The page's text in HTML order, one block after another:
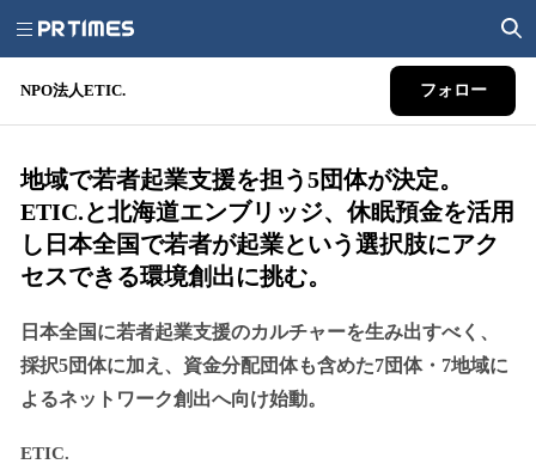
NPO法人ETIC. フォロー
地域で若者起業支援を担う5団体が決定。
ETIC.と北海道エンブリッジ、休眠預金を活用
し日本全国で若者が起業という選択肢にアク
セスできる環境創出に挑む。
日本全国に若者起業支援のカルチャーを生み出すべく、
採択5団体に加え、資金分配団体も含めた7団体・7地域に
よるネットワーク創出へ向け始動。
ETIC.